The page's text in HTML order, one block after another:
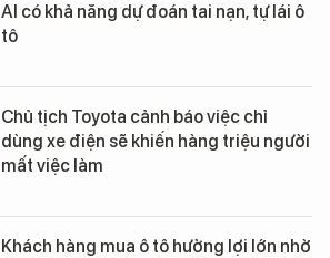
AI có khả năng dự đoán tai nạn, tự lái ô
tô
Chủ tịch Toyota cảnh báo việc chỉ
dùng xe điện sẽ khiến hàng triệu người
mất việc làm
Khách hàng mua ô tô hưởng lợi lớn nhờ